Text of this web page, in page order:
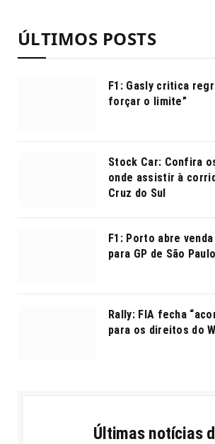
ÚLTIMOS POSTS
F1: Gasly critica
forçar o limite”
Stock Car: Confira
onde assistir à
Cruz do Sul
F1: Porto abre
para GP de São Paulo
Rally: FIA fecha
para os direitos do
Últimas notícias